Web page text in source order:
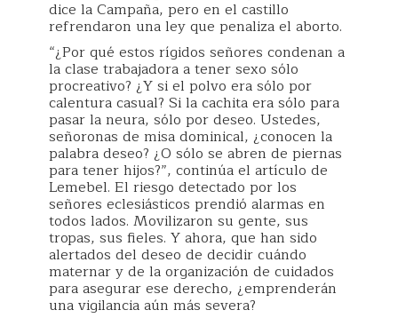
dice la Campaña, pero en el castillo
refrendaron una ley que penaliza el aborto.
“¿Por qué estos rígidos señores condenan a
la clase trabajadora a tener sexo sólo
procreativo? ¿Y si el polvo era sólo por
calentura casual? Si la cachita era sólo para
pasar la neura, sólo por deseo. Ustedes,
señoronas de misa dominical, ¿conocen la
palabra deseo? ¿O sólo se abren de piernas
para tener hijos?”, continúa el artículo de
Lemebel. El riesgo detectado por los
señores eclesiásticos prendió alarmas en
todos lados. Movilizaron su gente, sus
tropas, sus fieles. Y ahora, que han sido
alertados del deseo de decidir cuándo
maternar y de la organización de cuidados
para asegurar ese derecho, ¿emprenderán
una vigilancia aún más severa?